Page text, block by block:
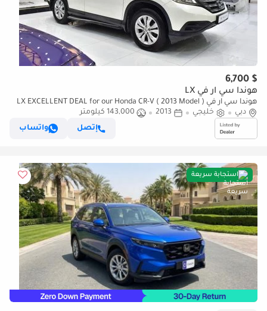
$ 6,700
هوندا سي آر في LX
هوندا سي آر في LX EXCELLENT DEAL for our Honda CR-V ( 2013 Model )
in White Color GCC Specs
دبي خليجي 2013
143,000 كيلومتر
إتصل
واتساب
استجابة سريعة